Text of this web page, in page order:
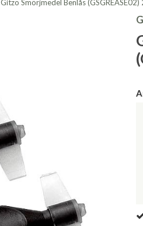
Gitzo Smörjmedel Benlås (GSGREASE02)